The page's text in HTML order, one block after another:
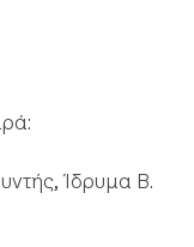
Ίδρυμα Β.